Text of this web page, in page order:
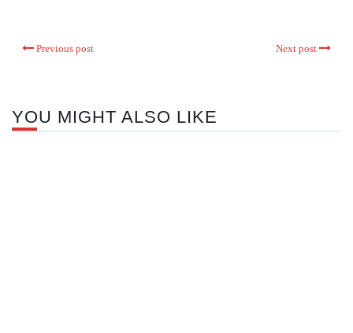
Previous post Next post
YOU MIGHT ALSO LIKE